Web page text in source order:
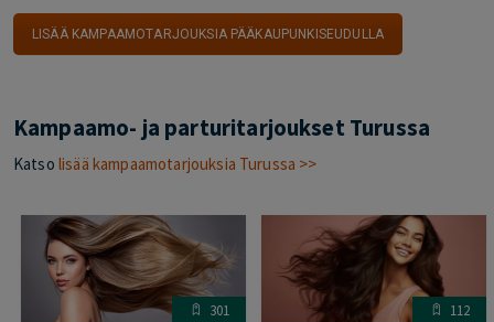
LISÄÄ KAMPAAMOTARJOUKSIA PÄÄKAUPUNKISEUDULLA
Kampaamo- ja parturitarjoukset Turussa
Katso lisää kampaamotarjouksia Turussa >>
301 112